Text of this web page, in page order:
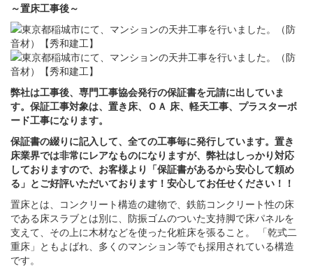
～置床工事後～
弊社は工事後、専門工事協会発行の保証書を元請に出していま
す。保証工事対象は、置き床、ＯＡ 床、軽天工事、プラスターボ
ード工事になります。
保証書の綴りに記入して、全ての工事毎に発行しています。置き
床業界では非常にレアなものになりますが、弊社はしっかり対応
しておりますので、お客様より「保証書があるから安心して頼め
る」とご好評いただいております！安心してお任せください！！
置床とは、コンクリート構造の建物で、鉄筋コンクリート性の床
である床スラブとは別に、防振ゴムのついた支持脚で床パネルを
支えて、その上に木材などを使った化粧床を張ること。 「乾式二
重床」ともよばれ、多くのマンション等でも採用されている構造
です。